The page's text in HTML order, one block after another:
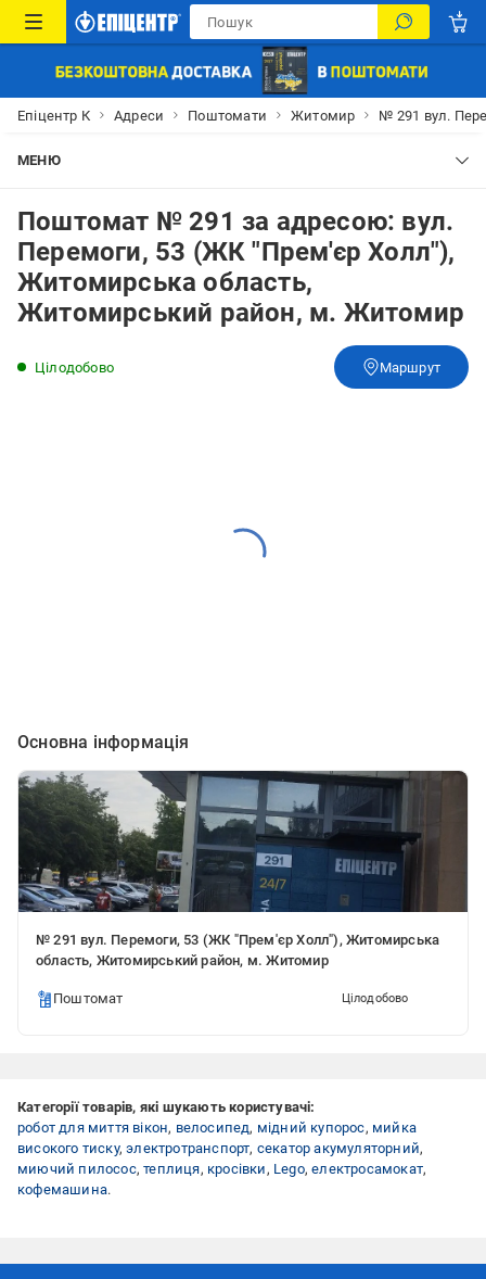
Епіцентр К Адреси Поштомати Житомир № 291 вул.
МЕНЮ
Поштомат № 291 за адресою: вул.
Перемоги, 53 (ЖК "Прем'єр Холл"),
Житомирська область,
Житомирський район, м. Житомир
Цілодобово Маршрут
Основна інформація
№ 291 вул. Перемоги, 53 (ЖК "Прем'єр Холл"), Житомирська
область, Житомирський район, м. Житомир
Поштомат Цілодобово
Категорії товарів, які шукають користувачі:
робот для миття вікон, велосипед, мідний купорос, мийка
високого тиску,электротранспорт, секатор акумуляторний,
миючий пилосос,теплиця, кросівки, Lego,електросамокат,
кофемашина.